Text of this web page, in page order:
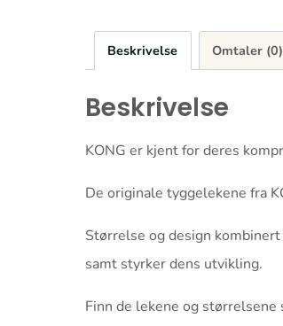
Beskrivelse Omtaler (0)
Beskrivelse
KONG er kjent for deres
De originale tyggelekene fra
Størrelse og design
samt styrker dens utvikling.
Finn de lekene og